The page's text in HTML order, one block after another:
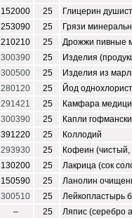
152000 25
Глицерин
253090 25
Грязи
210210 25
Дрожжи пивные
300390 25
Изделия
300500 25
Изделия из
280120 25
Йод
291421 25
Камфара
300390 25
Капли
391220 25
Коллодий
293930 25
Кофеин
130200 25
Лакрица (сок
150590 25
Ланолин
300510 25
Лейкопластырь
– 25
Ляпис (серебро